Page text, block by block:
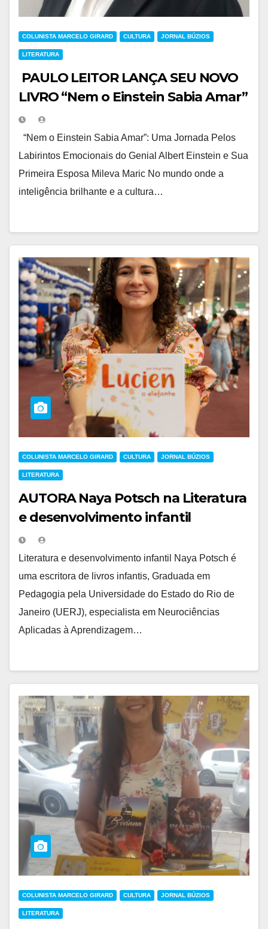
COLUNISTA MARCELO GIRARD CULTURA JORNAL BÚZIOS
LITERATURA
PAULO LEITOR LANÇA SEU NOVO
LIVRO “Nem o Einstein Sabia Amar”
“Nem o Einstein Sabia Amar”: Uma Jornada Pelos
Labirintos Emocionais do Genial Albert Einstein e Sua
Primeira Esposa Mileva Maric No mundo onde a
inteligência brilhante e a cultura…
COLUNISTA MARCELO GIRARD CULTURA JORNAL BÚZIOS
LITERATURA
AUTORA Naya Potsch na Literatura
e desenvolvimento infantil
Literatura e desenvolvimento infantil Naya Potsch é
uma escritora de livros infantis, Graduada em
Pedagogia pela Universidade do Estado do Rio de
Janeiro (UERJ), especialista em Neurociências
Aplicadas à Aprendizagem…
COLUNISTA MARCELO GIRARD CULTURA JORNAL BÚZIOS
LITERATURA